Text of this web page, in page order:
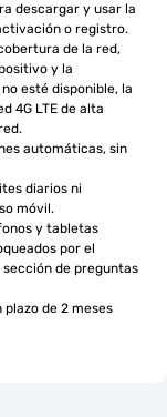
descargar y usar la
o registro.
de la red,
y la
esté disponible, la
4G LTE de alta
automáticas, sin
diarios ni
móvil.
y tabletas
por el
sección de preguntas
plazo de 2 meses